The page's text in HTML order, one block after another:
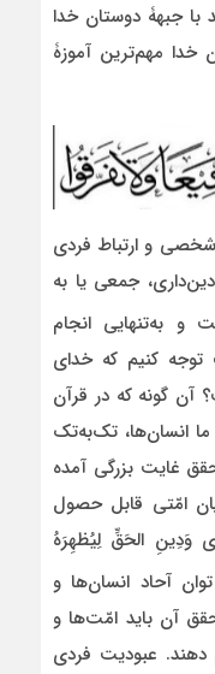
با جبهۀ دوستان خدا
مهم‌ترین آموزۀ
و ارتباط فردی
جمعی یا به
و به‌تنهایی انجام
توجه کنیم که خدای
آن گونه که در قرآن
انسان‌ها، تک‌به‌تک
غایت بزرگی آمده
امّتی قابل حصول
وَدِینِ الحَقِّ لِیُظهِرَهُ
آحاد انسان‌ها و
آن باید امّت‌ها و
عبودیت فردی